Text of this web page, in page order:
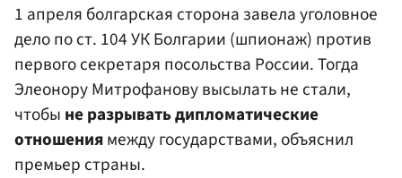
1 апреля болгарская сторона завела уголовное
дело по ст. 104 УК Болгарии (шпионаж) против
первого секретаря посольства России. Тогда
Элеонору Митрофанову высылать не стали,
чтобы не разрывать дипломатические
отношениямежду государствами, объяснил
премьер страны.